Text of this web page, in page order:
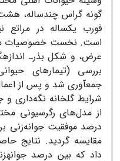
گونه گراس چند‏ساله،
فورب یک‏ساله در مراتع
است. نخست خصوصیات
عرض، و شکل بذر‌ـ
بررسی (تیمارهای
جمع‏آوری شد و پس از
شرایط گلخانه نگه‌داری و
از مدل‌های رگرسیونی
درصد موفقیت جوانه‌زنی
مقایسه گردید. نتایج
داد که بین درصد